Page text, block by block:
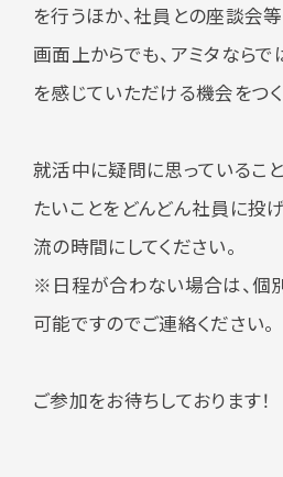
を行うほか、社員との座談会
画面上からでも、アミタなら
を感じていただける機会をつく
就活中に疑問に思っているこ
たいことをどんどん社員に投
流の時間にしてください。
※日程が合わない場合は、個
可能ですのでご連絡ください。
ご参加をお待ちしております！